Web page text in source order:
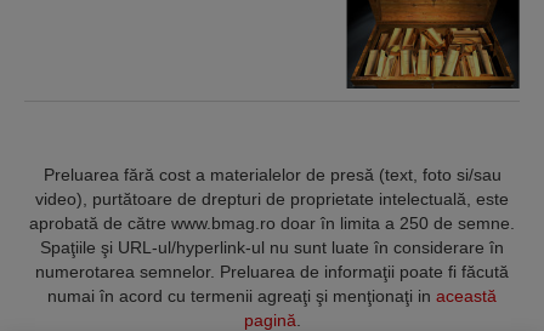
Preluarea fără cost a materialelor de presă (text, foto si/sau
video), purtătoare de drepturi de proprietate intelectuală, este
aprobată de către www.bmag.ro doar în limita a 250 de semne.
Spaţiile şi URL-ul/hyperlink-ul nu sunt luate în considerare în
numerotarea semnelor. Preluarea de informaţii poate fi făcută
numai în acord cu termenii agreaţi şi menţionaţi in această
pagină